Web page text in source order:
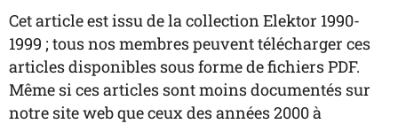
Cet article est issu de la collection Elektor 1990-
1999 ; tous nos membres peuvent télécharger ces
articles disponibles sous forme de fichiers PDF.
Même si ces articles sont moins documentés sur
notre site web que ceux des années 2000 à